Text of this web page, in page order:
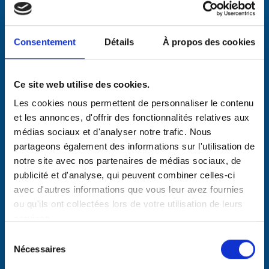
Consentement Détails À propos des cookies
Ce site web utilise des cookies.
Les cookies nous permettent de personnaliser le contenu
et les annonces, d'offrir des fonctionnalités relatives aux
médias sociaux et d'analyser notre trafic. Nous
partageons également des informations sur l'utilisation de
notre site avec nos partenaires de médias sociaux, de
publicité et d'analyse, qui peuvent combiner celles-ci
avec d'autres informations que vous leur avez fournies
ou qu'ils ont collectées lors de votre utilisation de leurs
Nécessaires
déménageurs sur Bordeaux
, qualifiés et
Normandie- Nouvelle Aquitaine
par route ou
ferroutage selon lots et groupages acceptés
intervenant.
Pour déménager vers Bordeaux